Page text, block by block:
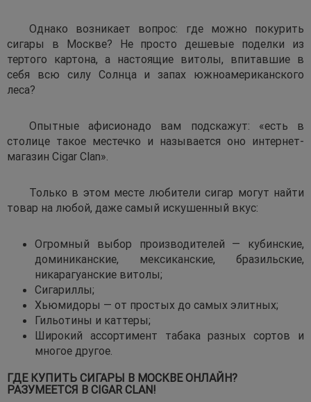
Однако возникает вопрос: где можно покурить
сигары в Москве? Не просто дешевые поделки из
тертого картона, а настоящие витолы, впитавшие в
себя всю силу Солнца и запах южноамериканского
леса?
Опытные афисионадо вам подскажут: «есть в
столице такое местечко и называется оно интернет-
магазин Cigar Clan».
Только в этом месте любители сигар могут найти
товар на любой, даже самый искушенный вкус:
Огромный выбор производителей — кубинские,
доминиканские, мексиканские, бразильские,
никарагуанские витолы;
Сигариллы;
Хьюмидоры — от простых до самых элитных;
Гильотины и каттеры;
Широкий ассортимент табака разных сортов и
многое другое.
ГДЕ КУПИТЬ СИГАРЫ В МОСКВЕ ОНЛАЙН?
РАЗУМЕЕТСЯ В CIGAR CLAN!